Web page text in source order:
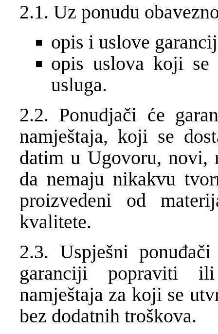
2.1. Uz ponudu
opis i uslove
opis uslova koji se
usluga.
2.2. Ponudjači će
namještaja, koji se
datim u Ugovoru, novi,
da nemaju nikakvu
proizvedeni od
kvalitete.
2.3. Uspješni
garanciji popraviti
namještaja za koji se
bez dodatnih troškova.